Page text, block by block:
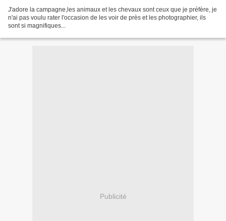
J'adore la campagne,les animaux et les chevaux sont ceux que je préfère, je
n'ai pas voulu rater l'occasion de les voir de près et les photographier, ils
sont si magnifiques...
Publicité